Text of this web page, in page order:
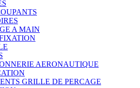
A MAIN
AERONAUTIQUE
GRILLE DE PERCAGE